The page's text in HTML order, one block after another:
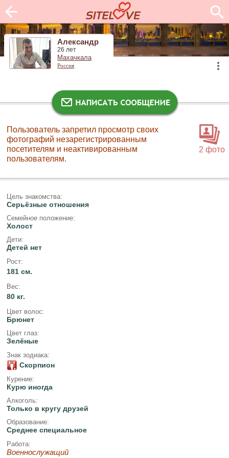
Александр
26 лет
Махачкала
Россия
2 фото
Пользователь запретил просмотр своих
фотографий незарегистрированным
посетителям и неактивированным
пользователям.
Цель знакомства:
Серьёзные отношения
Семейное положение:
Холост
Дети:
Детей нет
Рост:
181 см.
Вес:
80 кг.
Цвет волос:
Брюнет
Цвет глаз:
Зелёные
Знак зодиака:
Скорпион
Курение:
Курю иногда
Алкоголь:
Только в кругу друзей
Образование:
Среднее специальное
Работа:
Военнослужащий